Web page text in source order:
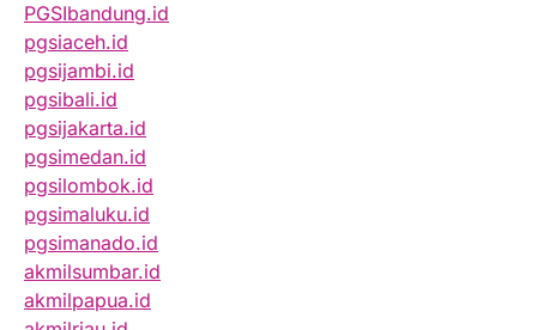
PGSIbandung.id
pgsiaceh.id
pgsijambi.id
pgsibali.id
pgsijakarta.id
pgsimedan.id
pgsilombok.id
pgsimaluku.id
pgsimanado.id
akmilsumbar.id
akmilpapua.id